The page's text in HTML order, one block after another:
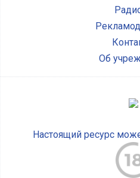
Об
Настоящий ресурс